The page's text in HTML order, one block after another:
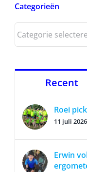
Categorieën
Categorieën
Recent
Roei
11 juli 2026
Erwin